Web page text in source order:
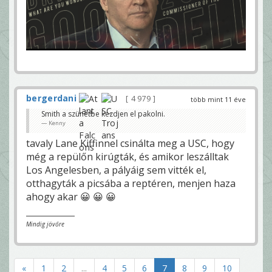
több mint 11 éve
bergerdani
4 979
Smith a szünetbe kezdjen el pakolni.
Kenny
tavaly Lane Kiffinnel csinálta meg a USC, hogy
még a repülőn kirúgták, és amikor leszálltak
Los Angelesben, a pályáig sem vitték el,
otthagyták a picsába a reptéren, menjen haza
ahogy akar 😀 😀 😀
Mindig jövőre
« 1 2 ... 4 5 6 7 8 9 10